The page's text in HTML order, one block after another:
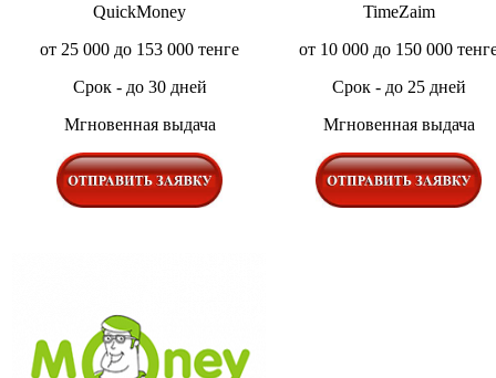
QuickMoney
от 25 000 до 153 000 тенге
Срок - до 30 дней
Мгновенная выдача
TimeZaim
от 10 000 до 150 000
Срок - до 25 дней
Мгновенная выдача